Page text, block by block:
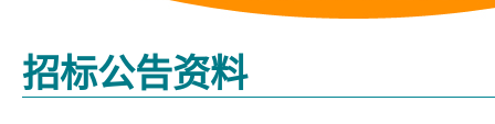
始
招标公告资料